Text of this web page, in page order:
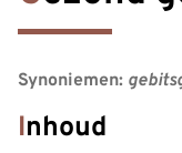
Synoniemen:
Inhoud